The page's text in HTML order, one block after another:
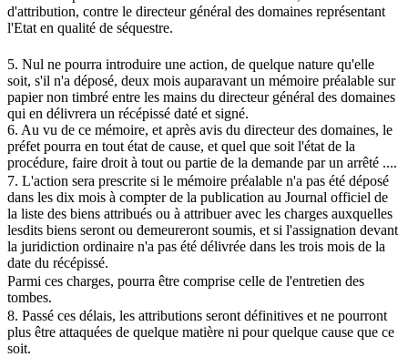
d'attribution, contre le directeur général des domaines représentant
l'Etat en qualité de séquestre.
5. Nul ne pourra introduire une action, de quelque nature qu'elle
soit, s'il n'a déposé, deux mois auparavant un mémoire préalable sur
papier non timbré entre les mains du directeur général des domaines
qui en délivrera un récépissé daté et signé.
6. Au vu de ce mémoire, et après avis du directeur des domaines, le
préfet pourra en tout état de cause, et quel que soit l'état de la
procédure, faire droit à tout ou partie de la demande par un arrêté ....
7. L'action sera prescrite si le mémoire préalable n'a pas été déposé
dans les dix mois à compter de la publication au Journal officiel de
la liste des biens attribués ou à attribuer avec les charges auxquelles
lesdits biens seront ou demeureront soumis, et si l'assignation devant
la juridiction ordinaire n'a pas été délivrée dans les trois mois de la
date du récépissé.
Parmi ces charges, pourra être comprise celle de l'entretien des
tombes.
8. Passé ces délais, les attributions seront définitives et ne pourront
plus être attaquées de quelque matière ni pour quelque cause que ce
soit.